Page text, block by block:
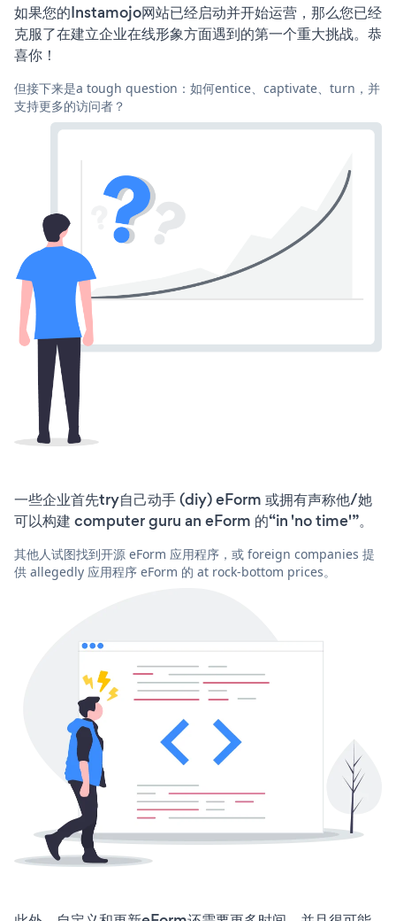
如果您的Instamojo网站已经启动并开始运营，那么您已经
克服了在建立企业在线形象方面遇到的第一个重大挑战。恭
喜你！
但接下来是a tough question：如何entice、captivate、turn，并
支持更多的访问者？
一些企业首先try自己动手 (diy) eForm 或拥有声称他/她
可以构建 computer guru an eForm 的“in 'no time'”。
其他人试图找到开源 eForm 应用程序，或 foreign companies 提
供 allegedly 应用程序 eForm 的 at rock-bottom prices。